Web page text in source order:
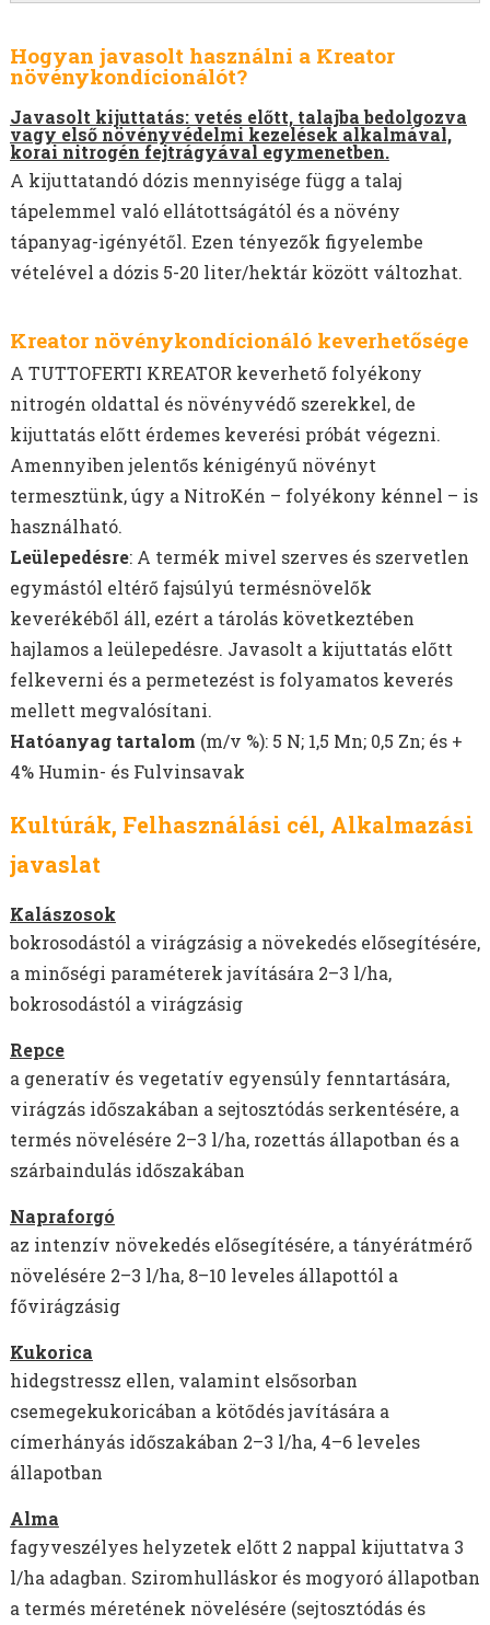
Hogyan javasolt használni a Kreator
növénykondícionálót?
Javasolt kijuttatás: vetés előtt, talajba bedolgozva
vagy első növényvédelmi kezelések alkalmával,
korai nitrogén fejtrágyával egymenetben.
A kijuttatandó dózis mennyisége függ a talaj
tápelemmel való ellátottságától és a növény
tápanyag-igényétől. Ezen tényezők figyelembe
vételével a dózis 5-20 liter/hektár között változhat.
Kreator növénykondícionáló keverhetősége
A TUTTOFERTI KREATOR keverhető folyékony
nitrogén oldattal és növényvédő szerekkel, de
kijuttatás előtt érdemes keverési próbát végezni.
Amennyiben jelentős kénigényű növényt
termesztünk, úgy a NitroKén – folyékony kénnel – is
használható.
Leülepedésre: A termék mivel szerves és szervetlen
egymástól eltérő fajsúlyú termésnövelők
keverékéből áll, ezért a tárolás következtében
hajlamos a leülepedésre. Javasolt a kijuttatás előtt
felkeverni és a permetezést is folyamatos keverés
mellett megvalósítani.
Hatóanyag tartalom (m/v %): 5 N; 1,5 Mn; 0,5 Zn; és +
4% Humin- és Fulvinsavak
Kultúrák, Felhasználási cél, Alkalmazási
javaslat
Kalászosok
bokrosodástól a virágzásig a növekedés elősegítésére,
a minőségi paraméterek javítására 2–3 l/ha,
bokrosodástól a virágzásig
Repce
a generatív és vegetatív egyensúly fenntartására,
virágzás időszakában a sejtosztódás serkentésére, a
termés növelésére 2–3 l/ha, rozettás állapotban és a
szárbaindulás időszakában
Napraforgó
az intenzív növekedés elősegítésére, a tányérátmérő
növelésére 2–3 l/ha, 8–10 leveles állapottól a
fővirágzásig
Kukorica
hidegstressz ellen, valamint elsősorban
csemegekukoricában a kötődés javítására a
címerhányás időszakában 2–3 l/ha, 4–6 leveles
állapotban
Alma
fagyveszélyes helyzetek előtt 2 nappal kijuttatva 3
l/ha adagban. Sziromhulláskor és mogyoró állapotban
a termés méretének növelésére (sejtosztódás és